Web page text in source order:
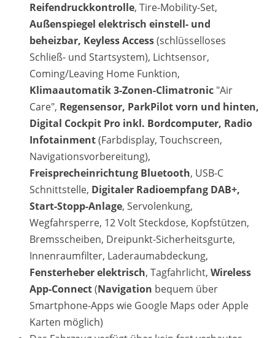
Reifendruckkontrolle, Tire-Mobility-Set,
Außenspiegel elektrisch einstell- und
beheizbar, Keyless Access(schlüsselloses
Schließ- und Startsystem), Lichtsensor,
Coming/Leaving Home Funktion,
Klimaautomatik 3-Zonen-Climatronic "Air
Care", Regensensor, ParkPilot vorn und hinten,
Digital Cockpit Pro inkl. Bordcomputer, Radio
Infotainment(Farbdisplay, Touchscreen,
Navigationsvorbereitung),
Freisprecheinrichtung Bluetooth, USB-C
Schnittstelle, Digitaler Radioempfang DAB+,
Start-Stopp-Anlage, Servolenkung,
Wegfahrsperre, 12 Volt Steckdose, Kopfstützen,
Bremsscheiben, Dreipunkt-Sicherheitsgurte,
Innenraumfilter, Laderaumabdeckung,
Fensterheber elektrisch, Tagfahrlicht, Wireless
App-Connect(Navigation bequem über
Smartphone-Apps wie Google Maps oder Apple
Karten möglich)